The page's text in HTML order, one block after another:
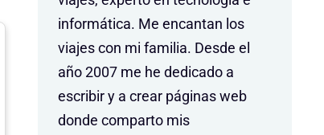
informática. Me encantan los
viajes con mi familia. Desde el
año 2007 me he dedicado a
escribir y a crear páginas web
donde comparto mis